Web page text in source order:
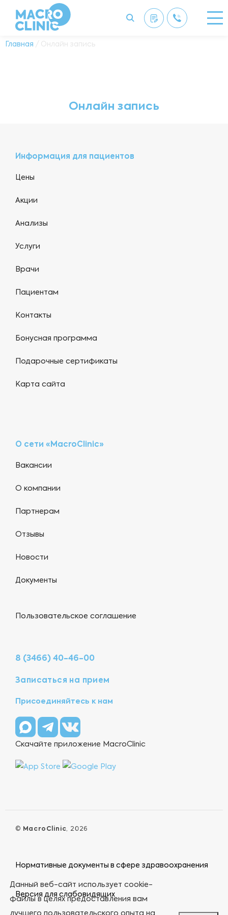
Главная / Онлайн запись
Онлайн запись
Информация для пациентов
Цены
Акции
Анализы
Услуги
Врачи
Пациентам
Контакты
Бонусная программа
Подарочные сертификаты
Карта сайта
О сети «MacroClinic»
Вакансии
О компании
Партнерам
Отзывы
Новости
Документы
Пользовательское соглашение
8 (3466) 40-46-00
Записаться на прием
Присоединяйтесь к нам
Скачайте приложение MacroClinic
© MacroClinic, 2026
Нормативные документы в сфере здравоохранения
Версия для слабовидящих
Данный веб-сайт использует cookie-
файлы в целях предоставления вам
лучшего пользовательского опыта на